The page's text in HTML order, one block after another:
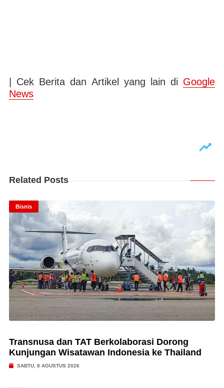
| Cek Berita dan Artikel yang lain di Google
News
Related Posts
Bisnis
Transnusa dan TAT Berkolaborasi Dorong
Kunjungan Wisatawan Indonesia ke Thailand
SABTU, 8 AGUSTUS 2026